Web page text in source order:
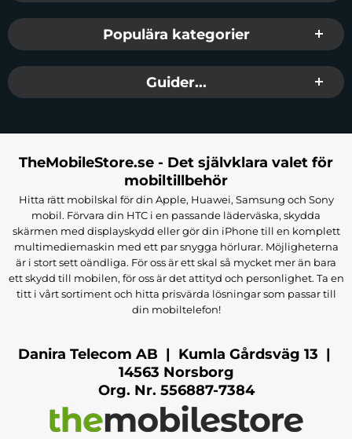
Populära kategorier
Guider...
TheMobileStore.se - Det självklara valet för
mobiltillbehör
Hitta rätt mobilskal för din Apple, Huawei, Samsung och Sony
mobil. Förvara din HTC i en passande läderväska, skydda
skärmen med displayskydd eller gör din iPhone till en komplett
multimediemaskin med ett par snygga hörlurar. Möjligheterna
är i stort sett oändliga. För oss är ett skal så mycket mer än bara
ett skydd till mobilen, för oss är det attityd och personlighet. Ta en
titt i vårt sortiment och hitta prisvärda lösningar som passar till
din mobiltelefon!
Danira Telecom AB | Kumla Gårdsväg 13 |
14563 Norsborg
Org. Nr. 556887-7384